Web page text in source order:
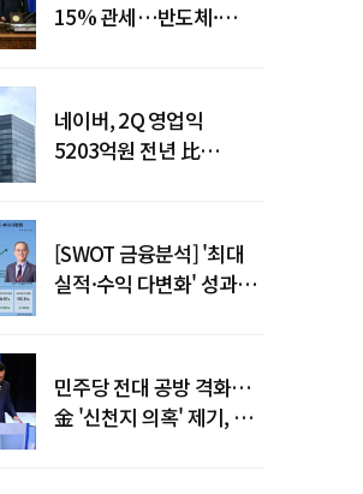
15% 관세…반도체·
네이버, 2Q 영업익
5203억원 전년 比
[SWOT 금융분석] '최대
실적·수익 다변화' 성과…
민주당 전대 공방 격화…
金 '신천지 의혹' 제기, 鄭